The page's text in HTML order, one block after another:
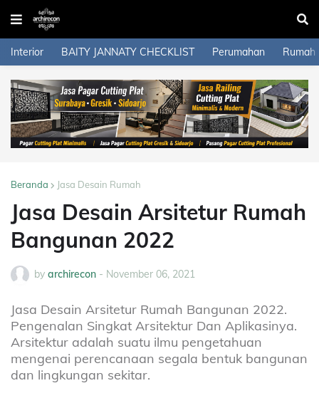
Interior BAITY JANNATY CHECKLIST Perumahan Rumah
Beranda Jasa Desain Rumah
Jasa Desain Arsitetur Rumah
Bangunan 2022
by archirecon - November 06, 2021
Jasa Desain Arsitetur Rumah Bangunan 2022.
Pengenalan Singkat Arsitektur Dan Aplikasinya.
Arsitektur adalah suatu ilmu pengetahuan
mengenai perencanaan segala bentuk bangunan
dan lingkungan sekitar.